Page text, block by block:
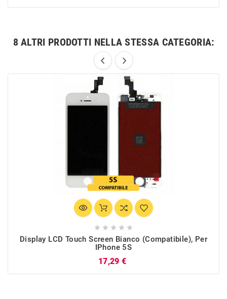
8 ALTRI PRODOTTI NELLA STESSA CATEGORIA:
    
Display LCD Touch Screen Bianco (Compatibile), Per
IPhone 5S
17,29 €